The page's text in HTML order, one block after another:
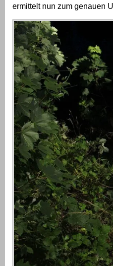
ermittelt nun zum genauen